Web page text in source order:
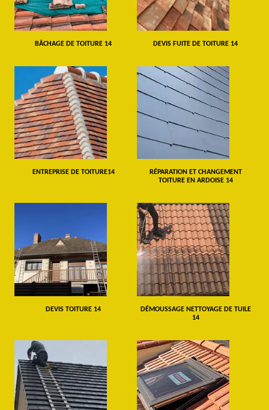
BÂCHAGE DE TOITURE 14 DEVIS FUITE DE TOITURE 14
ENTREPRISE DE TOITURE14
RÉPARATION ET CHANGEMENT
TOITURE EN ARDOISE 14
DEVIS TOITURE 14
DÉMOUSSAGE NETTOYAGE DE TUILE
14